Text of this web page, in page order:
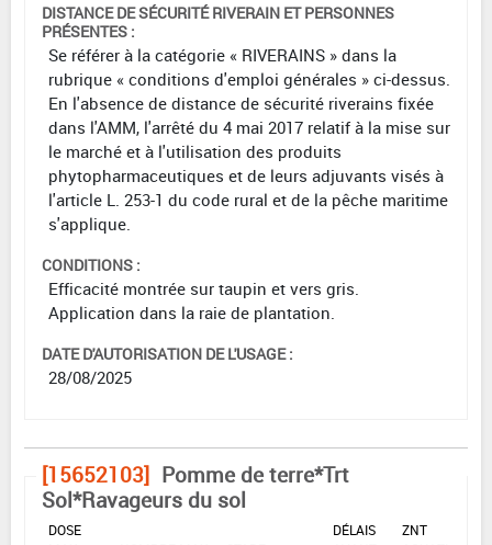
DISTANCE DE SÉCURITÉ RIVERAIN ET PERSONNES
PRÉSENTES :
Se référer à la catégorie « RIVERAINS » dans la
rubrique « conditions d'emploi générales » ci-dessus.
En l'absence de distance de sécurité riverains fixée
dans l'AMM, l'arrêté du 4 mai 2017 relatif à la mise sur
le marché et à l'utilisation des produits
phytopharmaceutiques et de leurs adjuvants visés à
l'article L. 253-1 du code rural et de la pêche maritime
s'applique.
CONDITIONS :
Efficacité montrée sur taupin et vers gris.
Application dans la raie de plantation.
DATE D'AUTORISATION DE L'USAGE :
28/08/2025
[15652103] Pomme de terre*Trt
Sol*Ravageurs du sol
DOSE
DÉLAIS
ZNT